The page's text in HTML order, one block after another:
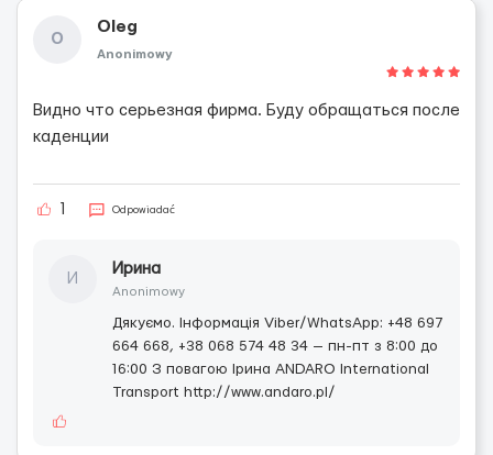
O
Oleg
Anonimowy
Видно что серьезная фирма. Буду обращаться после
каденции
Odpowiadać
И
Ирина
Anonimowy
Дякуємо. Інформація Viber/WhatsApp: +48 697
664 668, +38 068 574 48 34 — пн-пт з 8:00 до
16:00 З повагою Ірина ANDARO International
Transport http://www.andaro.pl/